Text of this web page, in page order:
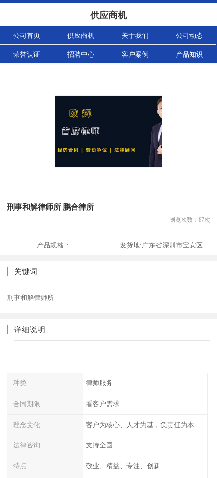
供应商机
公司首页 供应商机 关于我们 公司动态
荣誉认证 招聘中心 客户案例 产品知识
刑事和解律师所 鹏合律所
浏览次数： 87次
产品规格： 发货地:广东省深圳市宝安区
关键词
刑事和解律师所
详细说明
种类 律师服务
合同期限 看客户需求
理念文化 客户为核心、人才为基，负责任为本
法律咨询 支持全国
特点 敬业、精益、专注、创新